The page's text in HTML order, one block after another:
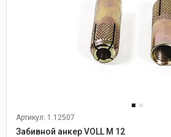
Артикул: 1.12507
Забивной анкер VOLL М 12